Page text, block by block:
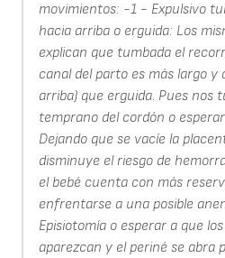
movimientos: -1 - Expulsivo
hacia arriba o erguida: Los
explican que tumbada el
canal del parto es más largo y
arriba) que erguida. Pues nos
temprano del cordón o
Dejando que se vacíe la
disminuye el riesgo de
el bebé cuenta con más
enfrentarse a una posible
Episiotomía o esperar a que
aparezcan y el periné se abra